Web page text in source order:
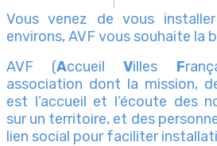
Vous venez de vous
environs, AVF vous souhaite la
AVF (AccueilVilles F
association dont la mission,
est l’accueil et l’écoute des
sur un territoire, et des
lien social pour faciliter